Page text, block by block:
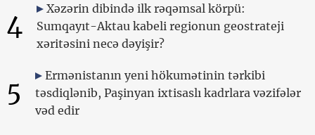
4
Xəzərin dibində ilk rəqəmsal körpü:
Sumqayıt-Aktau kabeli regionun geostrateji
xəritəsini necə dəyişir?
5
Ermənistanın yeni hökumətinin tərkibi
təsdiqlənib, Paşinyan ixtisaslı kadrlara vəzifələr
vəd edir